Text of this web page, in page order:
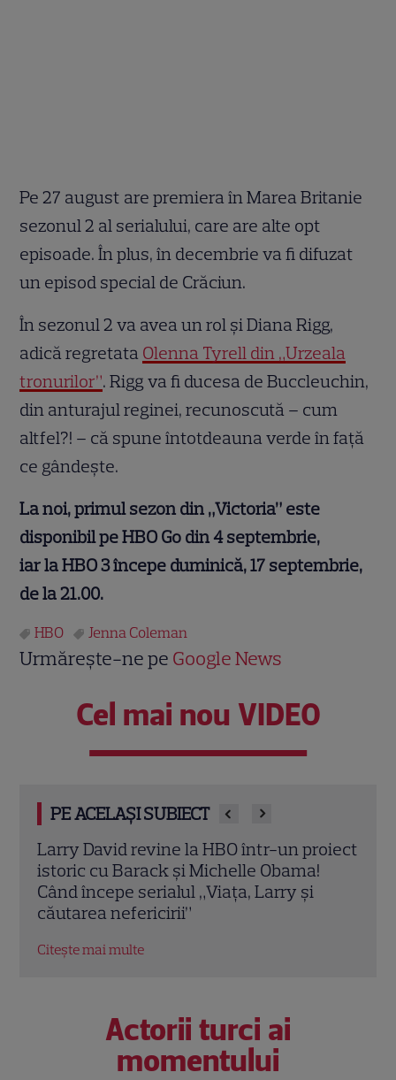
Pe 27 august are premiera în Marea Britanie
sezonul 2 al serialului, care are alte opt
episoade. În plus, în decembrie va fi difuzat
un episod special de Crăciun.
În sezonul 2 va avea un rol și Diana Rigg,
adică regretata Olenna Tyrell din „Urzeala
tronurilor”. Rigg va fi ducesa de Buccleuchin,
din anturajul reginei, recunoscută – cum
altfel?! – că spune întotdeauna verde în față
ce gândește.
La noi, primul sezon din „Victoria” este
disponibil pe HBO Go din 4 septembrie,
iar la HBO 3 începe duminică, 17 septembrie,
de la 21.00.
HBO Jenna Coleman
Urmărește-ne pe Google News
Cel mai nou VIDEO
PE ACELAȘI SUBIECT
Milioane de români vor fi cu ochii pe
ecrane! Ghidul producțiilor de neratat în
weekend: de la Antena 1 și HBO, până la
postul Acasă
Citește mai multe
Actorii turci ai
momentului